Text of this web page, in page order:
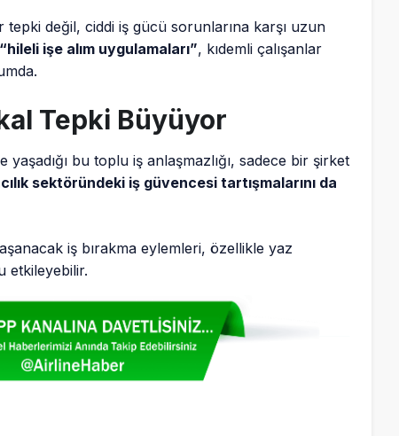
değil, ciddi iş gücü sorunlarına karşı uzun
“hileli işe alım uygulamaları”, kıdemli çalışanlar
Tepki Büyüyor
bu toplu iş anlaşmazlığı, sadece bir şirket
sektöründeki iş güvencesi tartışmalarını da
iş bırakma eylemleri, özellikle yaz
etkileyebilir.